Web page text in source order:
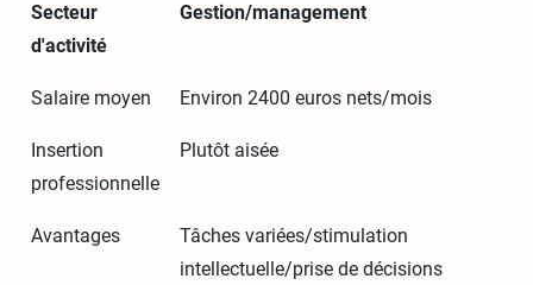
Secteur
d'activité
Gestion/management
Salaire moyen Environ 2400 euros nets/mois
Insertion
professionnelle
Plutôt aisée
Avantages
Tâches variées/stimulation
intellectuelle/prise de décisions